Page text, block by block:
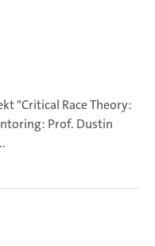
"Critical Race Theory:
Prof. Dustin